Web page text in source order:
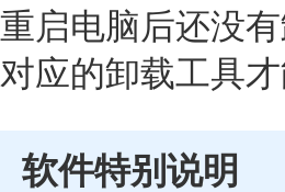
重启电脑后还没
对应的卸载工具才
软件特别说明